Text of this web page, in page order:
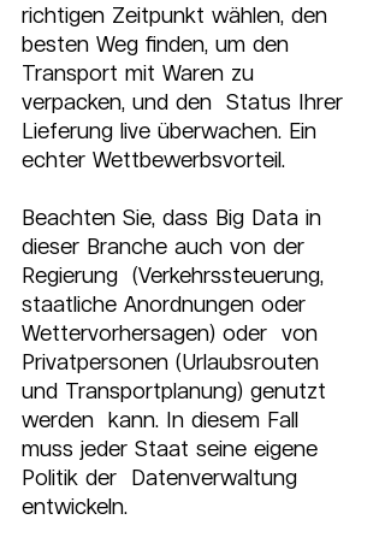
richtigen Zeitpunkt wählen, den
besten Weg finden, um den
Transport mit Waren zu
verpacken, und den  Status Ihrer
Lieferung live überwachen. Ein
echter Wettbewerbsvorteil.
Beachten Sie, dass Big Data in
dieser Branche auch von der
Regierung  (Verkehrssteuerung,
staatliche Anordnungen oder
Wettervorhersagen) oder  von
Privatpersonen (Urlaubsrouten
und Transportplanung) genutzt
werden  kann. In diesem Fall
muss jeder Staat seine eigene
Politik der  Datenverwaltung
entwickeln.